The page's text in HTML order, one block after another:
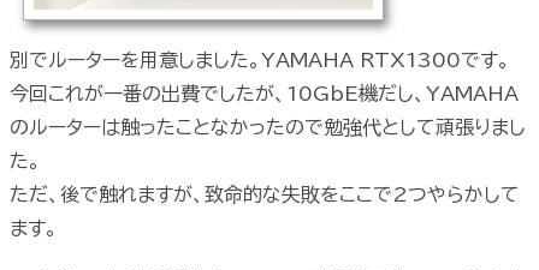
別でルーターを用意しました。YAMAHA RTX1300です。
今回これが一番の出費でしたが、10GbE機だし、YAMAHA
のルーターは触ったことなかったので勉強代として頑張りまし
た。
ただ、後で触れますが、致命的な失敗をここで2つやらかして
ます。